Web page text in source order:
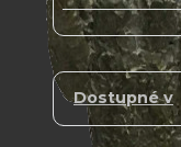
Dostupné v